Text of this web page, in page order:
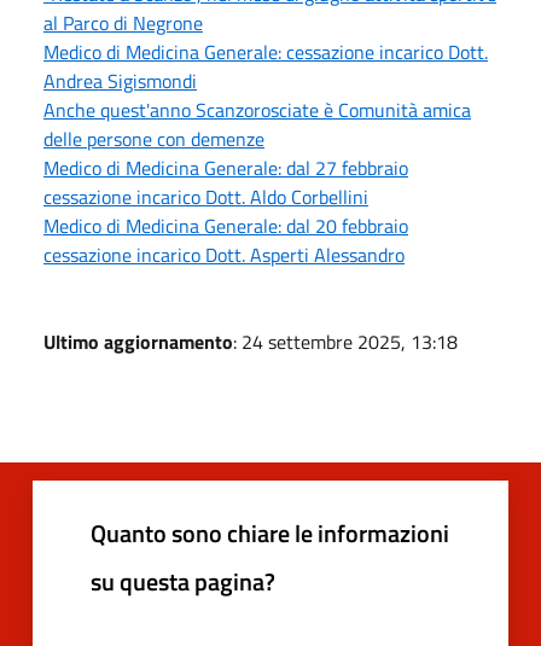
al Parco di Negrone
Medico di Medicina Generale: cessazione incarico Dott.
Andrea Sigismondi
Anche quest'anno Scanzorosciate è Comunità amica
delle persone con demenze
Medico di Medicina Generale: dal 27 febbraio
cessazione incarico Dott. Aldo Corbellini
Medico di Medicina Generale: dal 20 febbraio
cessazione incarico Dott. Asperti Alessandro
Ultimo aggiornamento: 24 settembre 2025, 13:18
Quanto sono chiare le informazioni
su questa pagina?